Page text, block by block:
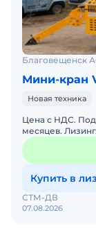
Благовещенск
Мини-кран
Новая техника
Цена с НДС. Под
месяцев.
400 кгВремя
Купить в
07.08.2026
СТМ-ДВ